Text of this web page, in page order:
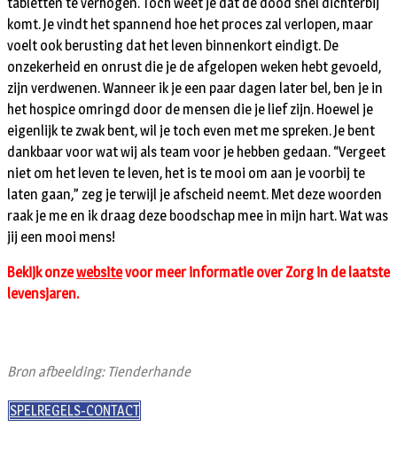
komt. Je vindt het spannend hoe het proces zal verlopen, maar
voelt ook berusting dat het leven binnenkort eindigt. De
onzekerheid en onrust die je de afgelopen weken hebt gevoeld,
zijn verdwenen. Wanneer ik je een paar dagen later bel, ben je in
het hospice omringd door de mensen die je lief zijn. Hoewel je
eigenlijk te zwak bent, wil je toch even met me spreken. Je bent
dankbaar voor wat wij als team voor je hebben gedaan. “Vergeet
niet om het leven te leven, het is te mooi om aan je voorbij te
laten gaan,” zeg je terwijl je afscheid neemt. Met deze woorden
raak je me en ik draag deze boodschap mee in mijn hart. Wat was
jij een mooi mens!
Bekijk onzewebsitevoor meer informatie over Zorg in de laatste
levensjaren.
Bron afbeelding: Tienderhande
SPELREGELS-CONTACT